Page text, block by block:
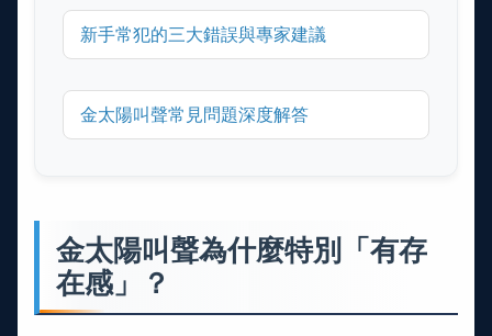
新手常犯的三大錯誤與專家建議
金太陽叫聲常見問題深度解答
金太陽叫聲為什麼特別「有存
在感」？